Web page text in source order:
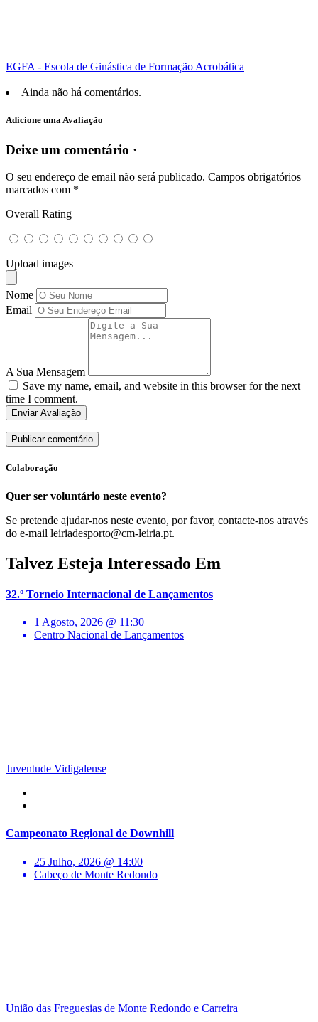
EGFA - Escola de Ginástica de Formação Acrobática
Ainda não há comentários.
Adicione uma Avaliação
Deixe um comentário ·
O seu endereço de email não será publicado. Campos obrigatórios
marcados com *
Overall Rating
Upload images
Nome
Email
A Sua Mensagem
Save my name, email, and website in this browser for the next
time I comment.
Enviar Avaliação
Colaboração
Quer ser voluntário neste evento?
Se pretende ajudar-nos neste evento, por favor, contacte-nos através
do e-mail leiriadesporto@cm-leiria.pt.
Talvez Esteja Interessado Em
32.º Torneio Internacional de Lançamentos
1 Agosto, 2026 @ 11:30
Centro Nacional de Lançamentos
Juventude Vidigalense
Campeonato Regional de Downhill
25 Julho, 2026 @ 14:00
Cabeço de Monte Redondo
União das Freguesias de Monte Redondo e Carreira